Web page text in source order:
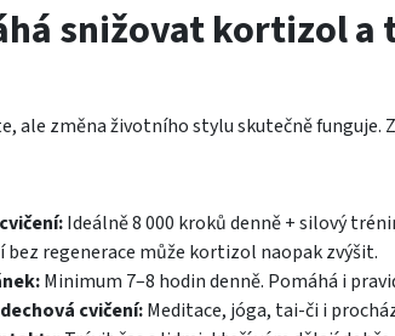
snižovat kortizol a
ale změna životního stylu skutečně funguje.
Ideálně 8 000 kroků denně + silový
bez regenerace může kortizol naopak zvýšit.
Minimum 7–8 hodin denně. Pomáhá i
cvičení:Meditace, jóga, tai-či i